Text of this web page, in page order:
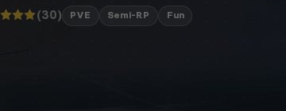
(30) PVE Semi-RP Fun